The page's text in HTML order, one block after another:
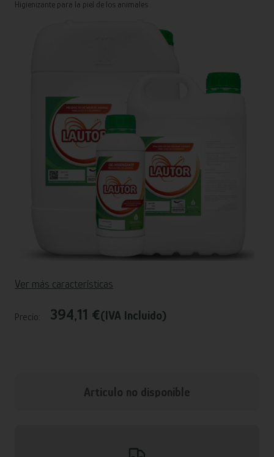
Higienizante para la piel de los animales
Ver más características
Precio: 394,11 €(IVA Incluido)
Articulo no disponible